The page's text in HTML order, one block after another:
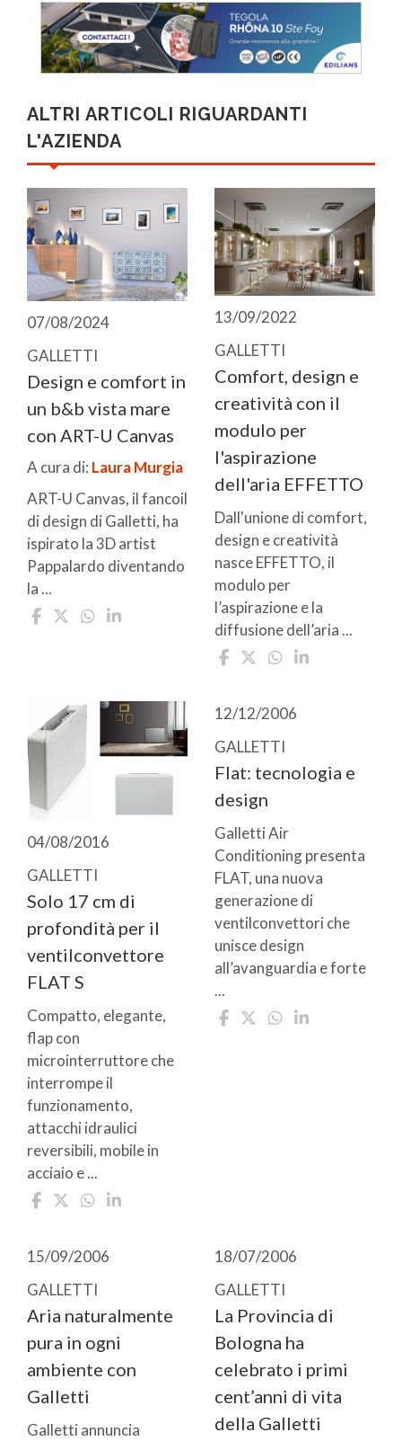
ALTRI ARTICOLI RIGUARDANTI
L'AZIENDA
07/08/2024
GALLETTI
Design e comfort in
un b&b vista mare
con ART-U Canvas
A cura di: Laura Murgia
ART-U Canvas, il fancoil
di design di Galletti, ha
ispirato la 3D artist
Pappalardo diventando
la ...
13/09/2022
GALLETTI
Comfort, design e
creatività con il
modulo per
l'aspirazione
dell'aria EFFETTO
Dall'unione di comfort,
design e creatività
nasce EFFETTO, il
modulo per
l’aspirazione e la
diffusione dell’aria ...
04/08/2016
GALLETTI
Solo 17 cm di
profondità per il
ventilconvettore
FLAT S
Compatto, elegante,
flap con
microinterruttore che
interrompe il
funzionamento,
attacchi idraulici
reversibili, mobile in
acciaio e ...
12/12/2006
GALLETTI
Flat: tecnologia e
design
Galletti Air
Conditioning presenta
FLAT, una nuova
generazione di
ventilconvettori che
unisce design
all’avanguardia e forte
...
15/09/2006
GALLETTI
Aria naturalmente
pura in ogni
ambiente con
Galletti
Galletti annuncia
18/07/2006
GALLETTI
La Provincia di
Bologna ha
celebrato i primi
cent’anni di vita
della Galletti